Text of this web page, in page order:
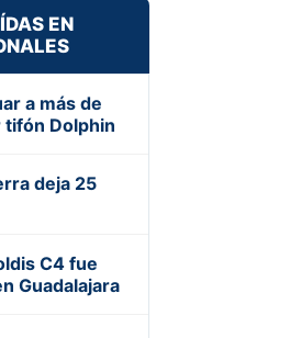
EN
a más de
Dolphin
deja 25
C4 fue
Guadalajara